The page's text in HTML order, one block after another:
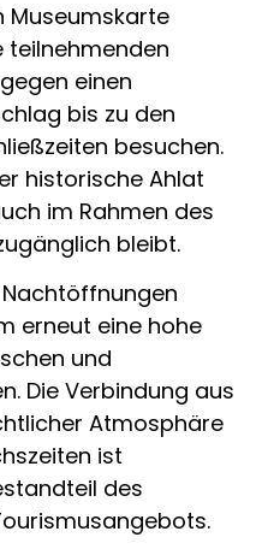
Museumskarte
teilnehmenden
einen
bis zu den
besuchen.
historische Ahlat
im Rahmen des
bleibt.
erneut eine hohe
und
Die Verbindung aus
Atmosphäre
ist
des